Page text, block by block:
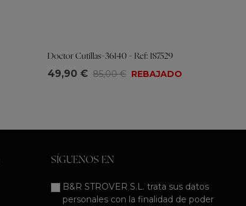
Tallas
Doctor Cutillas-36140 - Ref: 187529
49,90 € 85,00 € REBAJADO
SÍGUENOS EN
B&R STROVER S.L. trata sus datos
personales con la finalidad de poder